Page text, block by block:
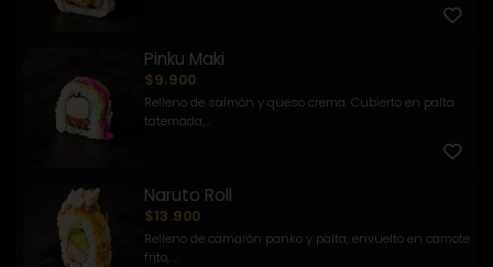
Pinku Maki
$9.900
Relleno de salmón y queso crema. Cubierto en palta
tatemada,...
Naruto Roll
$13.900
Relleno de camarón panko y palta, envuelto en camote
frito, ...